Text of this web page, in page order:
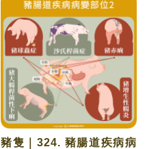
豬隻｜324. 豬腸道疾病病